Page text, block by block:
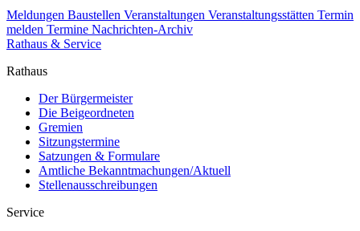
Meldungen Baustellen Veranstaltungen Veranstaltungsstätten Termin
melden Termine Nachrichten-Archiv
Rathaus & Service
Rathaus
Der Bürgermeister
Die Beigeordneten
Gremien
Sitzungstermine
Satzungen & Formulare
Amtliche Bekanntmachungen/Aktuell
Stellenausschreibungen
Service